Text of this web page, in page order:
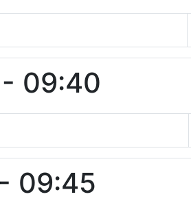
09:40
09:45